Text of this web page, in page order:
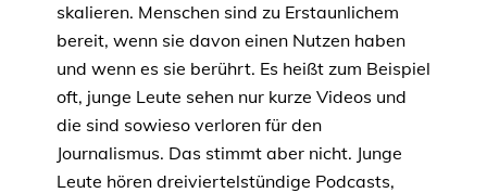
skalieren. Menschen sind zu Erstaunlichem
bereit, wenn sie davon einen Nutzen haben
und wenn es sie berührt. Es heißt zum Beispiel
oft, junge Leute sehen nur kurze Videos und
die sind sowieso verloren für den
Journalismus. Das stimmt aber nicht. Junge
Leute hören dreiviertelstündige Podcasts,